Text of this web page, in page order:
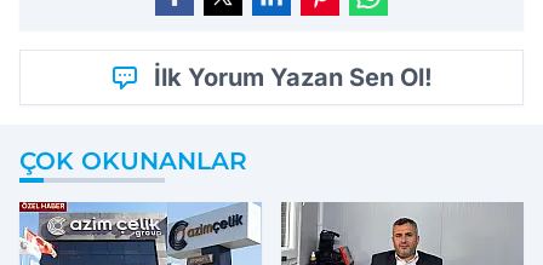
İlk Yorum Yazan Sen Ol!
ÇOK OKUNANLAR